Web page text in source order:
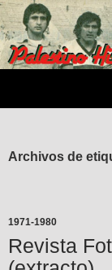
Saltar
al
contenido
Archivos de
1971-1980
Revista